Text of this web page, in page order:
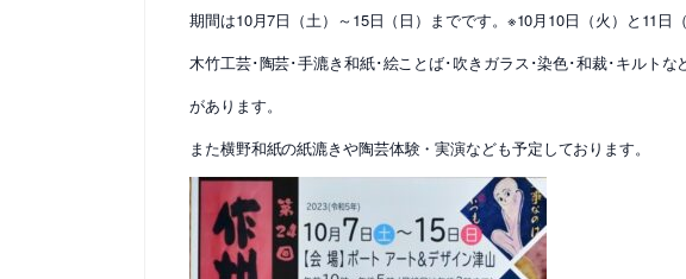
期間は10月7日（土）～15日（日）までです。※10月10日（火）と11日
木竹工芸･陶芸･手漉き和紙･絵ことば･吹きガラス･染色･和裁･キルトな
があります。
また横野和紙の紙漉きや陶芸体験・実演なども予定しております。